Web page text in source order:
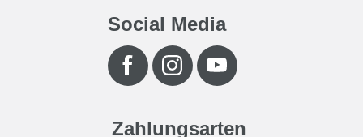
Social Media
Zahlungsarten